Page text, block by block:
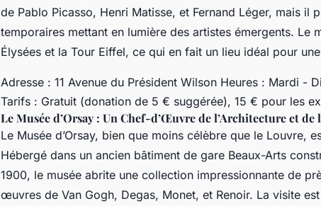
de Pablo Picasso, Henri Matisse, et Fernand Léger, mais il
temporaires mettant en lumière des artistes émergents. Le
Élysées et la Tour Eiffel, ce qui en fait un lieu idéal pour
Adresse : 11 Avenue du Président Wilson Heures : Mardi -
Tarifs : Gratuit (donation de 5 € suggérée), 15 € pour les
Le Musée d’Orsay : Un Chef-d’Œuvre de l’Architecture et de
Le Musée d’Orsay, bien que moins célèbre que le Louvre,
Hébergé dans un ancien bâtiment de gare Beaux-Arts
1900, le musée abrite une collection impressionnante de
œuvres de Van Gogh, Degas, Monet, et Renoir. La visite